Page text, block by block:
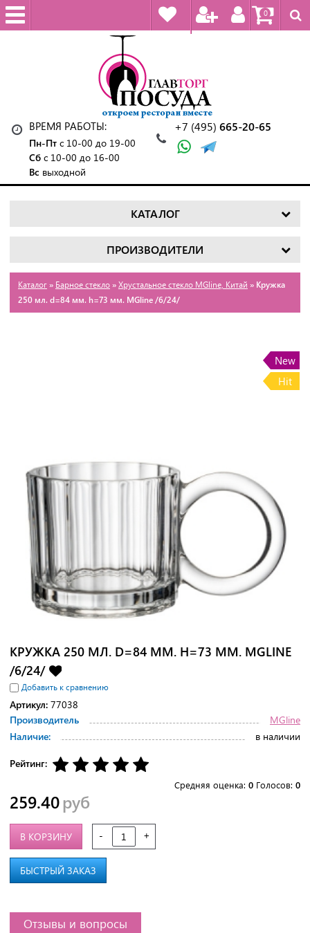
0
ВРЕМЯ РАБОТЫ:
Пн-Пт с 10-00 до 19-00
Сб с 10-00 до 16-00
Вс выходной
+7 (495) 665-20-65
КАТАЛОГ
ПРОИЗВОДИТЕЛИ
Каталог » Барное стекло » Хрустальное стекло MGline, Китай » Кружка
250 мл. d=84 мм. h=73 мм. MGline /6/24/
New
Hit
КРУЖКА 250 МЛ. D=84 ММ. H=73 ММ. MGLINE
/6/24/
Добавить к сравнению
Артикул: 77038
Производитель
MGline
Наличие:
в наличии
Рейтинг:
Средняя оценка: 0 Голосов: 0
259.40руб
- +
В КОРЗИНУ
БЫСТРЫЙ ЗАКАЗ
Отзывы и вопросы